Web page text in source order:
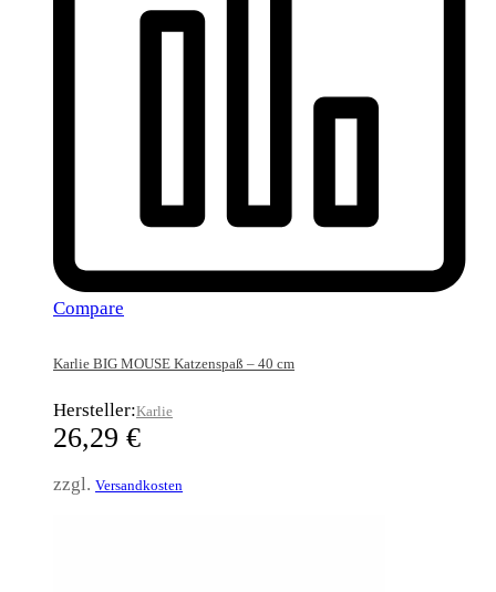
Compare
Karlie BIG MOUSE Katzenspaß – 40 cm
Hersteller:Karlie
26,29 €
zzgl. Versandkosten